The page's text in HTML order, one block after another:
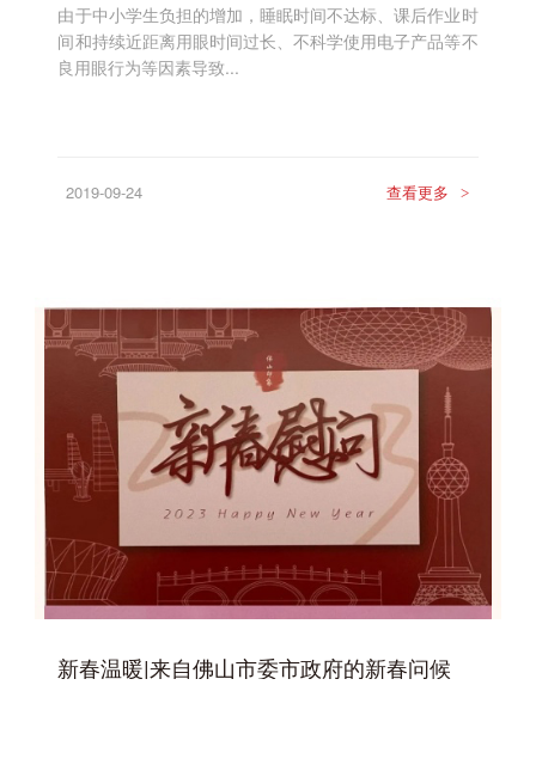
由于中小学生负担的增加，睡眠时间不达标、课后作业时
间和持续近距离用眼时间过长、不科学使用电子产品等不
良用眼行为等因素导致...
2019-09-24 查看更多 >
新春温暖|来自佛山市委市政府的新春问候